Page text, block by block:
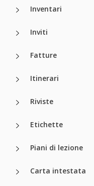
Inventari
Inviti
Fatture
Itinerari
Riviste
Etichette
Piani di lezione
Carta intestata